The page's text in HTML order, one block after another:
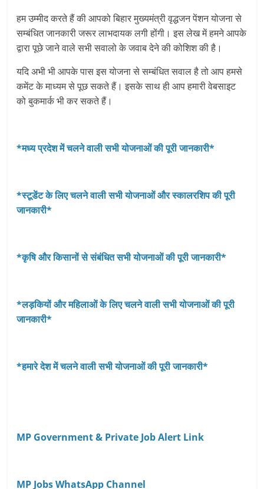
हम उम्मीद करते हैं की आपको बिहार मुख्यमंत्री वृद्धजन पेंशन योजना से
सम्बंधित जानकारी जरूर लाभदायक लगी होंगी। इस लेख में हमने आपके
द्वारा पूछे जाने वाले सभी सवालो के जवाब देने की कोशिश की है।
यदि अभी भी आपके पास इस योजना से सम्बंधित सवाल है तो आप हमसे
कमेंट के माध्यम से पूछ सकते हैं। इसके साथ ही आप हमारी वेबसाइट
को बुकमार्क भी कर सकते हैं।
*मध्य प्रदेश में चलने वाली सभी योजनाओं की पूरी जानकारी*
*स्टूडेंट के लिए चलने वाली सभी योजनाओं और स्कालरशिप की पूरी
जानकारी*
*कृषि और किसानों से संबंधित सभी योजनाओं की पूरी जानकारी*
*लड़कियों और महिलाओं के लिए चलने वाली सभी योजनाओं की पूरी
जानकारी*
*हमारे देश में चलने वाली सभी योजनाओं की पूरी जानकारी*
MP Government & Private Job Alert Link
MP Jobs WhatsApp Channel